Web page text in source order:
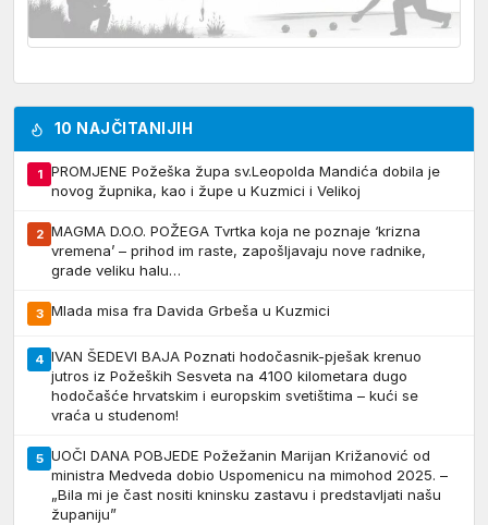
10 NAJČITANIJIH
1
PROMJENE Požeška župa sv.Leopolda Mandića dobila je
novog župnika, kao i župe u Kuzmici i Velikoj
2 MAGMA D.O.O. POŽEGA Tvrtka koja ne poznaje ‘krizna
vremena’ – prihod im raste, zapošljavaju nove radnike,
grade veliku halu…
3 Mlada misa fra Davida Grbeša u Kuzmici
4 IVAN ŠEDEVI BAJA Poznati hodočasnik-pješak krenuo
jutros iz Požeških Sesveta na 4100 kilometara dugo
hodočašće hrvatskim i europskim svetištima – kući se
vraća u studenom!
5 UOČI DANA POBJEDE Požežanin Marijan Križanović od
ministra Medveda dobio Uspomenicu na mimohod 2025. –
„Bila mi je čast nositi kninsku zastavu i predstavljati našu
županiju”